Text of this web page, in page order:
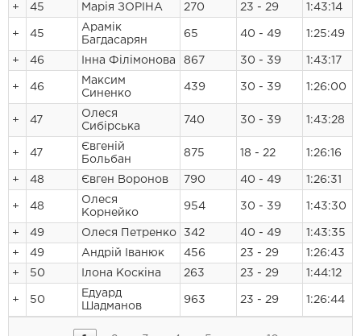
+ 45 Марія ЗОРІНА 270 23 - 29 1:43:14
+ 45
Арамік
Багдасарян
65 40 - 49 1:25:49
+ 46 Інна Філімонова 867 30 - 39 1:43:17
+ 46
Максим
Синенко
439 30 - 39 1:26:00
+ 47
Олеся
Сибірська
740 30 - 39 1:43:28
+ 47
Євгеній
Больбан
875 18 - 22 1:26:16
+ 48 Євген Воронов 790 40 - 49 1:26:31
+ 48
Олеся
Корнейко
954 30 - 39 1:43:30
+ 49 Олеся Петренко 342 40 - 49 1:43:35
+ 49 Андрій Іванюк 456 23 - 29 1:26:43
+ 50 Ілона Коскіна 263 23 - 29 1:44:12
+ 50
Едуард
Шадманов
963 23 - 29 1:26:44